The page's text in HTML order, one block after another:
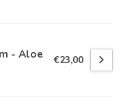
- Aloe €23,00